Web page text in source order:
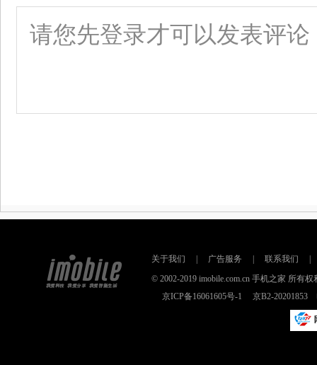
关于我们 广告服务 联系我们
© 2002-2019 imobile.com.cn 手机之家 所有
京ICP备16061605号-1
京B2-20201853